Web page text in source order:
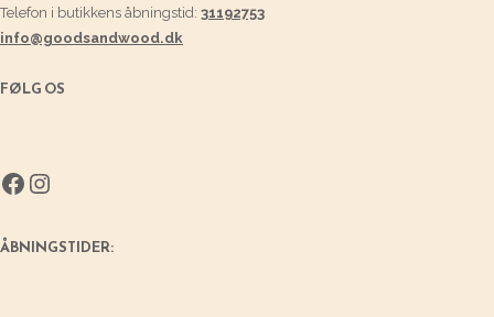
Telefon i butikkens åbningstid: 31192753
info@goodsandwood.dk
FØLG OS
Facebook
Instagram
ÅBNINGSTIDER: